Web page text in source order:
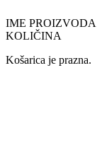
IME PROIZVODA
KOLIČINA
Košarica je prazna.